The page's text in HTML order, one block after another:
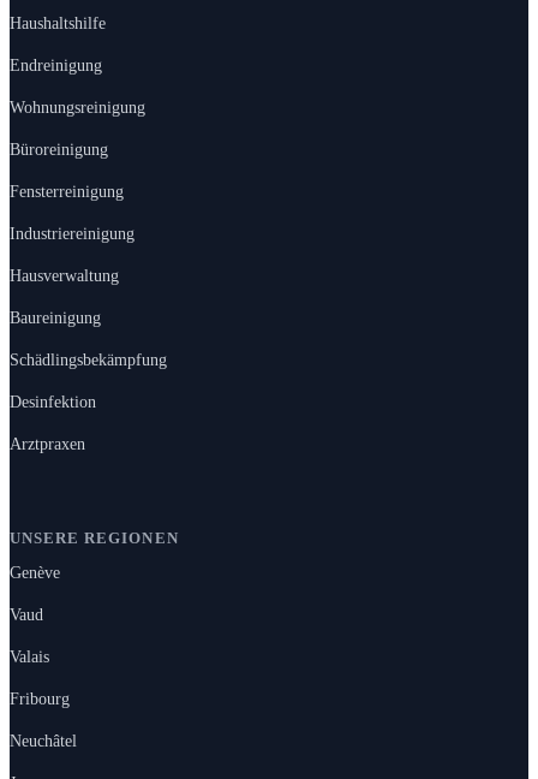
Haushaltshilfe
Endreinigung
Wohnungsreinigung
Büroreinigung
Fensterreinigung
Industriereinigung
Hausverwaltung
Baureinigung
Schädlingsbekämpfung
Desinfektion
Arztpraxen
UNSERE REGIONEN
Genève
Vaud
Valais
Fribourg
Neuchâtel